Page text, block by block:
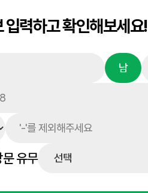
입력하고 확인해보세요!
남
유무